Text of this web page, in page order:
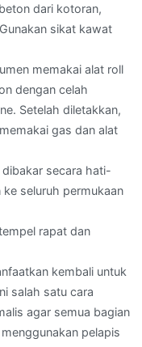
dari kotoran,
sikat kawat
memakai alat roll
dengan celah
Setelah diletakkan,
gas dan alat
secara hati-
seluruh permukaan
rapat dan
kembali untuk
salah satu cara
agar semua bagian
pelapis